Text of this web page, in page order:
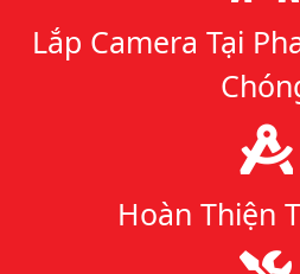
Lắp Camera Tại
Hoàn Thiện